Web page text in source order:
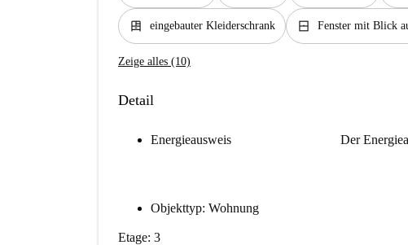
dresser eingebauter Kleiderschrank window_closed Fenster mit Blick
Zeige alles (10)
Detail
Energieausweis Der
Objekttyp: Wohnung
Etage: 3